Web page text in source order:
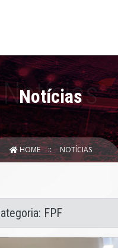
Notícias
HOME NOTÍCIAS
FPF